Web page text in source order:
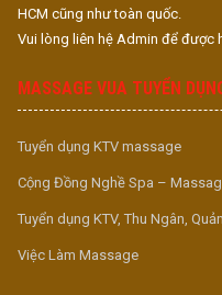
HCM cũng như toàn quốc.
Vui lòng liên hệ Admin để được
MASSAGE VUA TUYỂN
Tuyển dụng KTV massage
Cộng Đồng Nghề Spa –
Tuyển dụng KTV, Thu Ngân,
Việc Làm Massage